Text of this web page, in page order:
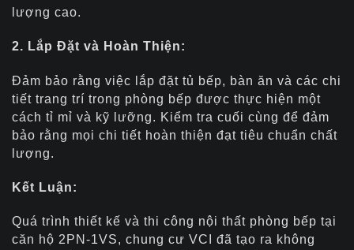
lượng cao.
2. Lắp Đặt và Hoàn Thiện:
Đảm bảo rằng việc lắp đặt tủ bếp, bàn ăn và các chi
tiết trang trí trong phòng bếp được thực hiện một
cách tỉ mỉ và kỹ lưỡng. Kiểm tra cuối cùng để đảm
bảo rằng mọi chi tiết hoàn thiện đạt tiêu chuẩn chất
lượng.
Kết Luận:
Quá trình thiết kế và thi công nội thất phòng bếp tại
căn hộ 2PN-1VS, chung cư VCI đã tạo ra không